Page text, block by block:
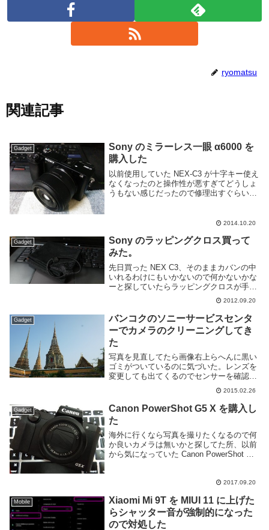
ryomatsu
関連記事
Gadget
Sony のミラーレス一眼 α6000 を
購入した
以前使用していた NEX-C3 が十字キー使え
なくなったのと操作性が悪すぎてどうしょ
うもない感じだったので修理出すぐらいな
62000円だったのだが下取りがあると1...
2014.10.20
Gadget
Sony のラッピングクロス買って
みた。
先日買った NEX C3、そのままカバンの中
いれるわけにもいかないので何かないかな
ーと探していたらラッピングクロスが手頃
な値段であるのでそれにしてみた。カメラ
ケースとかカバンってベルクロばっかで好
きじゃない・・・買ったのは Sony 純正
の...
2012.09.20
Gadget
バンコクのソニーサービスセンタ
ーでカメラのクリーニングしてき
た
写真を見直してたら画像右上らへんに黒い
ゴミがついているのに気づいた。レンズを
変更しても出てくるのでセンサーを確認す
るとでかいゴミがついていた。この写真の
右上の黒い物体である。開放付近で撮ると
分からないが絞ると段々はっきりと表示さ
れていく。カ...
2015.02.26
Gadget
Canon PowerShot G5 X を購入し
た
海外に行くなら写真を撮りたくなるので何
か良いカメラは無いかと探してた所、以前
から気になっていた Canon PowerShot G5
も、もう2年近く前のカメラな... 2017.09.20
Mobile
Xiaomi Mi 9T を MIUI 11 に上げた
らシャッター音が強制的になった
ので対処した